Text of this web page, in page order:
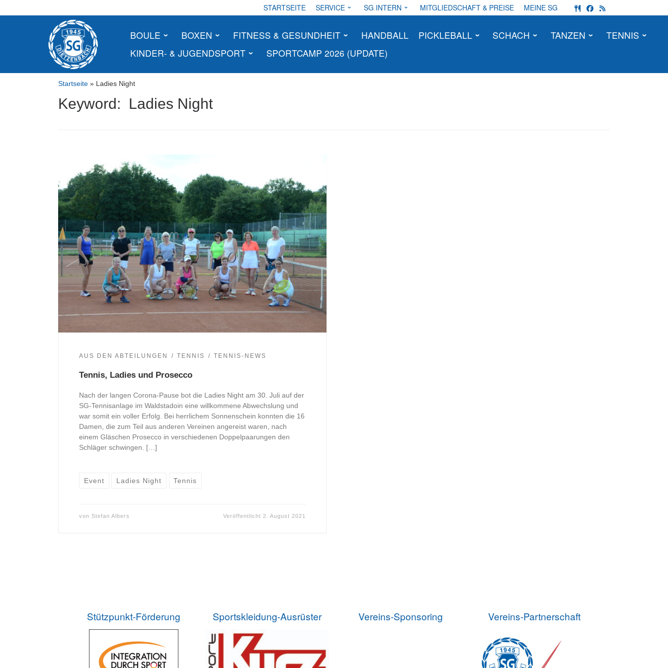
to
STARTSEITE SERVICE SG INTERN MITGLIEDSCHAFT & PREISE MEINE SG fas fa-utensils
fab fa-facebook
BOULE BOXEN FITNESS & GESUNDHEIT HANDBALL PICKLEBALL SCHACH TANZEN
TENNIS
KINDER- & JUGENDSPORT
SPORTCAMP 2026 (UPDATE)
Startseite » Ladies Night
Keyword: Ladies Night
AUS DEN ABTEILUNGEN TENNIS TENNIS-NEWS
Tennis, Ladies und Prosecco
Nach der langen Corona-Pause bot die Ladies Night am 30. Juli auf der
SG-Tennisanlage im Waldstadoin eine willkommene Abwechslung und
war somit ein voller Erfolg. Bei herrlichem Sonnenschein konnten die 16
Damen, die zum Teil aus anderen Vereinen angereist waren, nach
einem Gläschen Prosecco in verschiedenen Doppelpaarungen den
Schläger schwingen. […]
Event Ladies Night Tennis
von Stefan Albers Veröffentlicht 2. August 2021
Stützpunkt-Förderung Sportskleidung-Ausrüster Vereins-Sponsoring Vereins-Partnerschaft